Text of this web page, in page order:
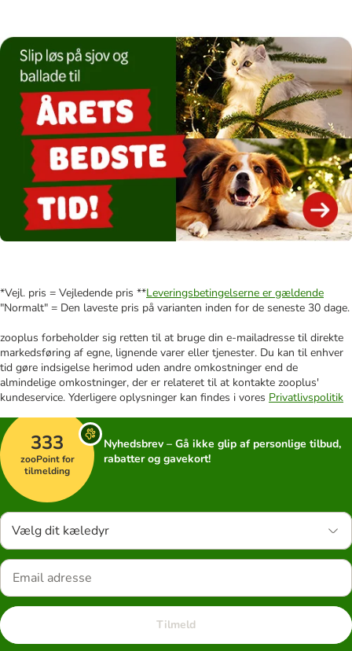
*Vejl. pris = Vejledende pris **Leveringsbetingelserne er gældende
"Normalt" = Den laveste pris på varianten inden for de seneste 30 dage.
zooplus forbeholder sig retten til at bruge din e-mailadresse til direkte
markedsføring af egne, lignende varer eller tjenester. Du kan til enhver
tid gøre indsigelse herimod uden andre omkostninger end de
almindelige omkostninger, der er relateret til at kontakte zooplus'
kundeservice. Yderligere oplysninger kan findes i vores Privatlivspolitik
333
zooPoint for
tilmelding
Nyhedsbrev – Gå ikke glip af personlige tilbud,
rabatter og gavekort!
Vælg dit kæledyr
Tilmeld